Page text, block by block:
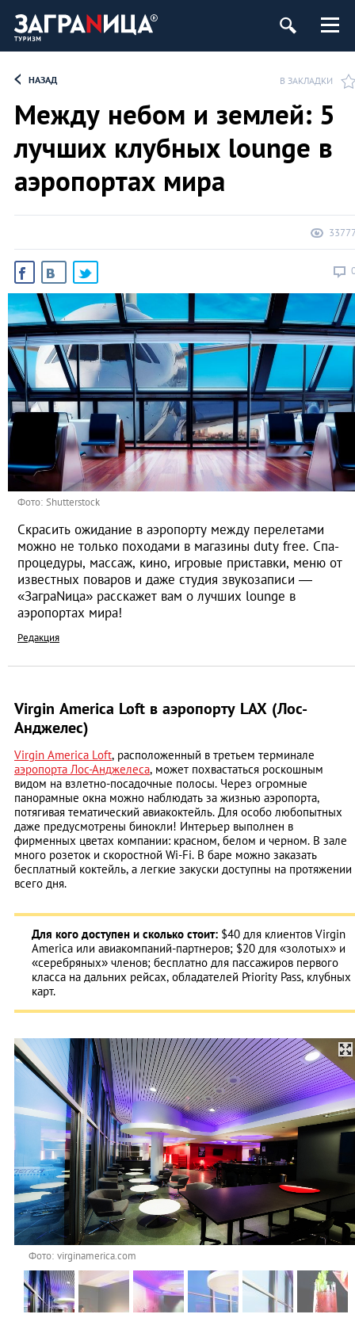
НАЗАД В ЗАКЛАДКИ
Между небом и землей: 5
лучших клубных lounge в
аэропортах мира
Фото: Shutterstock
Скрасить ожидание в аэропорту между перелетами
можно не только походами в магазины duty free. Спа-
процедуры, массаж, кино, игровые приставки, меню от
известных поваров и даже студия звукозаписи —
«ЗаграNица» расскажет вам о лучших lounge в
аэропортах мира!
Редакция
Virgin America Loft в аэропорту LAX (Лос-
Анджелес)
Virgin America Loft, расположенный в третьем терминале
аэропорта Лос-Анджелеса, может похвастаться роскошным
видом на взлетно-посадочные полосы. Через огромные
панорамные окна можно наблюдать за жизнью аэропорта,
потягивая тематический авиакоктейль. Для особо любопытных
даже предусмотрены бинокли! Интерьер выполнен в
фирменных цветах компании: красном, белом и черном. В зале
много розеток и скоростной Wi-Fi. В баре можно заказать
бесплатный коктейль, а легкие закуски доступны на протяжении
всего дня.
Для кого доступен и сколько стоит: $40 для клиентов Virgin
America или авиакомпаний-партнеров; $20 для «золотых» и
«серебряных» членов; бесплатно для пассажиров первого
класса на дальних рейсах, обладателей Priority Pass, клубных
карт.
Фото: virginamerica.com